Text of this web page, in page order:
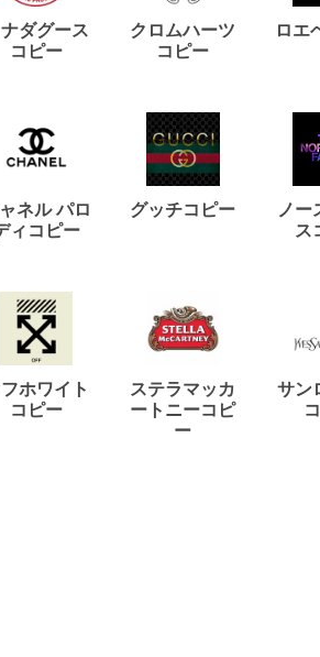
ダグース
コピー
クロムハーツ
コピー
ロエ
ネル パロ
ィコピー
グッチコピー
ノー
ス
ホワイト
コピー
ステラマッカ
ートニーコピ
ー
サン